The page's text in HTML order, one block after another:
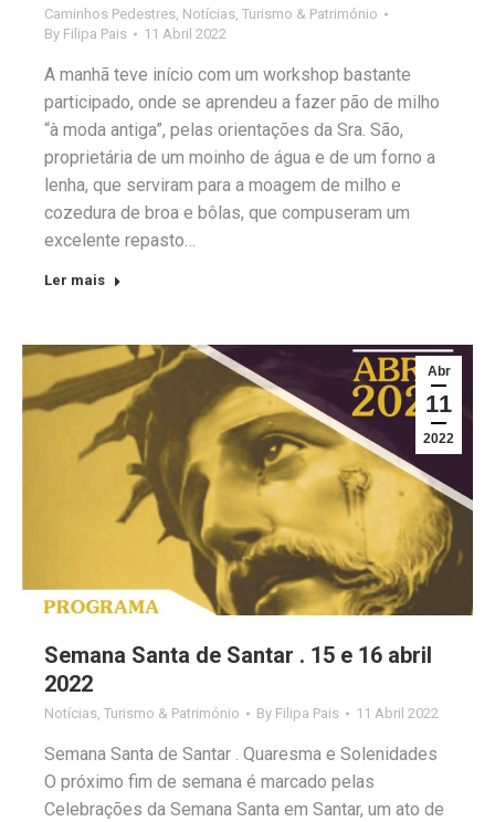
Caminhos Pedestres, Notícias, Turismo & Património
By Filipa Pais 11 Abril 2022
A manhã teve início com um workshop bastante
participado, onde se aprendeu a fazer pão de milho
“à moda antiga”, pelas orientações da Sra. São,
proprietária de um moinho de água e de um forno a
lenha, que serviram para a moagem de milho e
cozedura de broa e bôlas, que compuseram um
excelente repasto…
Ler mais
Abr
11
2022
Semana Santa de Santar . 15 e 16 abril
2022
Notícias, Turismo & Património By Filipa Pais 11 Abril 2022
Semana Santa de Santar . Quaresma e Solenidades
O próximo fim de semana é marcado pelas
Celebrações da Semana Santa em Santar, um ato de